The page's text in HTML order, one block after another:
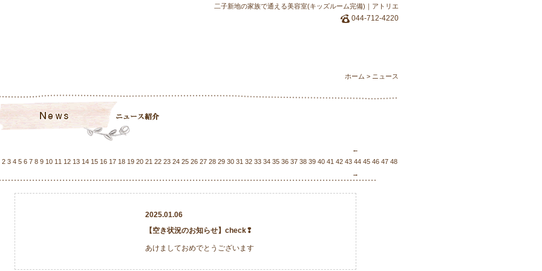
二子新地の家族で通える美容室(キッズルーム完備)｜アトリエ
044-712-4220
ホーム > ニュース
←
2 3 4 5 6 7 8 9 10 11 12 13 14 15 16 17 18 19 20 21 22 23 24 25 26 27 28 29 30 31 32 33 34 35 36 37 38 39 40 41 42 43 44 45 46 47 48
→
2025.01.06
【空き状況のお知らせ】check❢
あけましておめでとうございます